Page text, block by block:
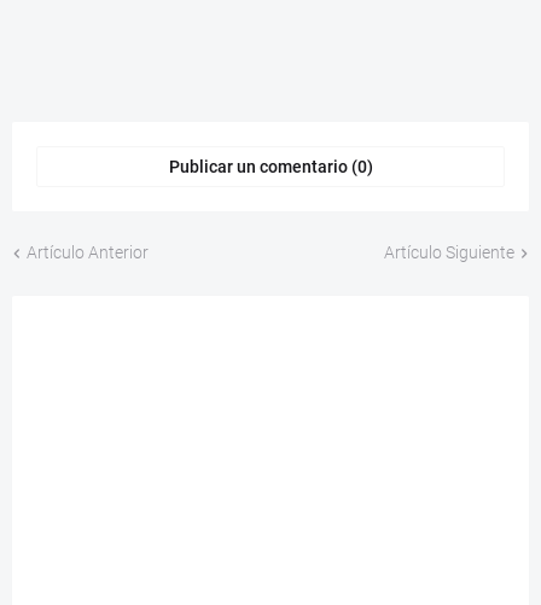
Publicar un comentario (0)
Artículo Anterior Artículo Siguiente